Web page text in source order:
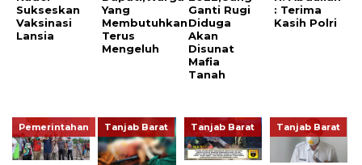
Sukseskan
Vaksinasi
Lansia
Yang
Membutuhkan
Terus
Mengeluh
Ganti Rugi
Diduga
Akan
Disunat
Mafia
Tanah
: Terima
Kasih Polri
Pemerintahan Tanjab Barat Tanjab Barat Tanjab Barat